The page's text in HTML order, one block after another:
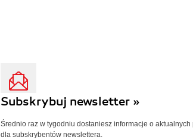
Subskrybuj newsletter »
Średnio raz w tygodniu dostaniesz informacje o
dla subskrybentów newslettera.